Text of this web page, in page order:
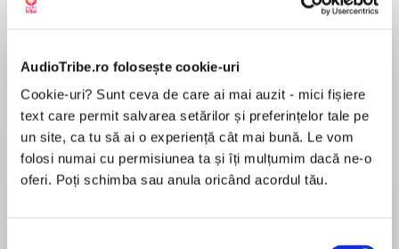
AudioTribe.ro folosește cookie-uri
Cookie-uri? Sunt ceva de care ai mai auzit - mici fișiere
text care permit salvarea setărilor și preferințelor tale pe
un site, ca tu să ai o experiență cât mai bună. Le vom
folosi numai cu permisiunea ta și îți mulțumim dacă ne-o
oferi. Poți schimba sau anula oricând acordul tău.
Elita de Argint (Elita